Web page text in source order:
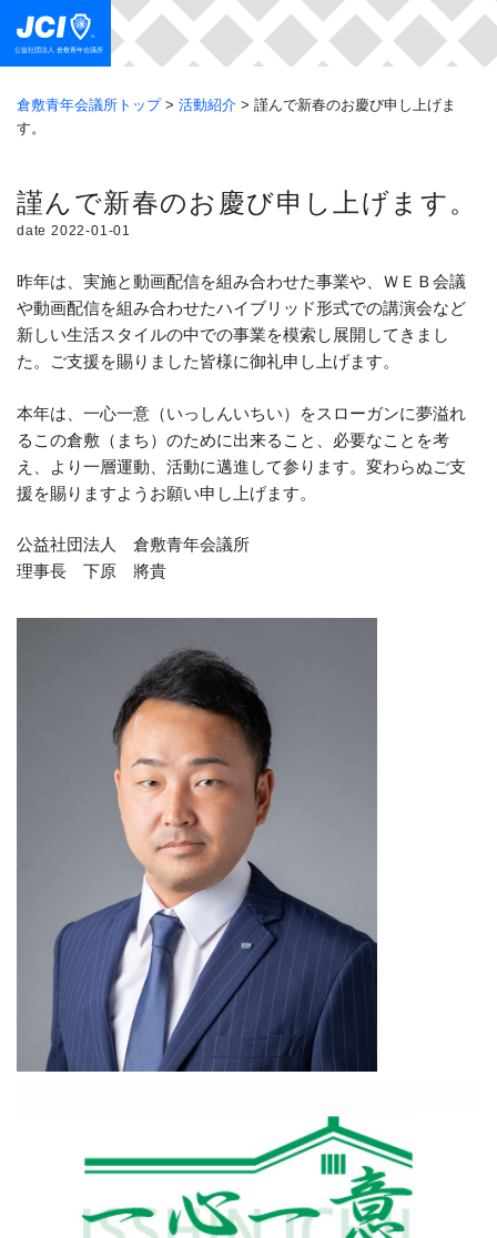
Skip
content
公益社団法人 倉敷青年会議所
倉敷青年会議所トップ> 活動紹介 > 謹んで新春のお慶び申し上げま
す。
謹んで新春のお慶び申し上げます。
date 2022-01-01
昨年は、実施と動画配信を組み合わせた事業や、ＷＥＢ会議
や動画配信を組み合わせたハイブリッド形式での講演会など
新しい生活スタイルの中での事業を模索し展開してきまし
た。ご支援を賜りました皆様に御礼申し上げます。
本年は、一心一意（いっしんいちい）をスローガンに夢溢れ
るこの倉敷（まち）のために出来ること、必要なことを考
え、より一層運動、活動に邁進して参ります。変わらぬご支
援を賜りますようお願い申し上げます。
公益社団法人 倉敷青年会議所
理事長 下原 將貴